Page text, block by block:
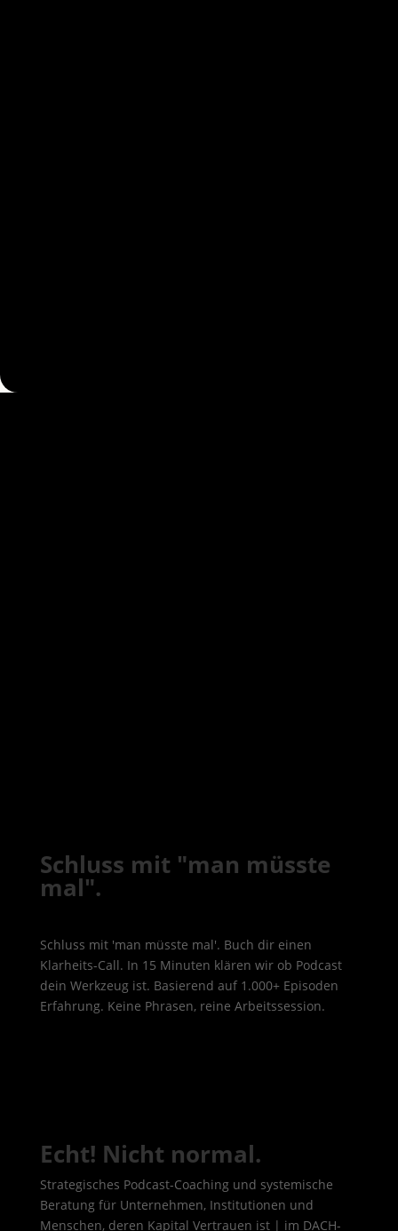
Schluss mit "man müsste
mal".
Schluss mit 'man müsste mal'. Buch dir einen
Klarheits-Call. In 15 Minuten klären wir ob Podcast
dein Werkzeug ist. Basierend auf 1.000+ Episoden
Erfahrung. Keine Phrasen, reine Arbeitssession.
Echt! Nicht normal.
Strategisches Podcast-Coaching und systemische
Beratung für Unternehmen, Institutionen und
Menschen, deren Kapital Vertrauen ist | im DACH-